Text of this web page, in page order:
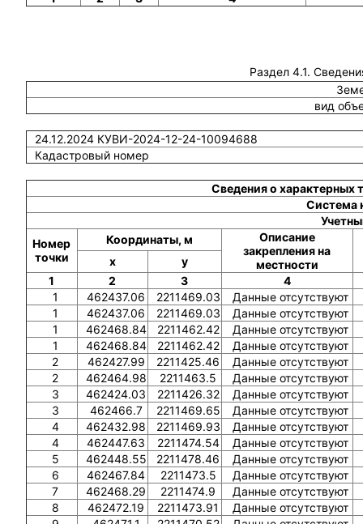
Раздел 4.1.
вид
24.12.2024 КУВИ-2024-12-24-10094688
Кадастровый номер
Сведения о характерных
Система
Номер
точки
Координаты, м
Описание
закрепления на
местности
x
y
1
2 3
4
1
462437.06 2211469.03
Данные отсутствуют
1
462437.06 2211469.03
Данные отсутствуют
1
462468.84 2211462.42
Данные отсутствуют
1
462468.84 2211462.42
Данные отсутствуют
2
462427.99 2211425.46
Данные отсутствуют
2
462464.98 2211463.5
Данные отсутствуют
3
462424.03 2211426.32
Данные отсутствуют
3
462466.7 2211469.65
Данные отсутствуют
4
462432.98 2211469.93
Данные отсутствуют
4
462447.63 2211474.54
Данные отсутствуют
5
462448.55 2211478.46
Данные отсутствуют
6
462467.84 2211473.5
Данные отсутствуют
7
462468.29 2211474.9
Данные отсутствуют
8
462472.19 2211473.91
Данные отсутствуют